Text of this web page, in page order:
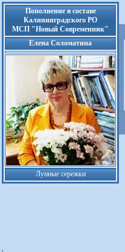
Пополнение в составе
Калининградского РО
МСП "Новый Современник"
Елена Соломатина
Лунные сережки